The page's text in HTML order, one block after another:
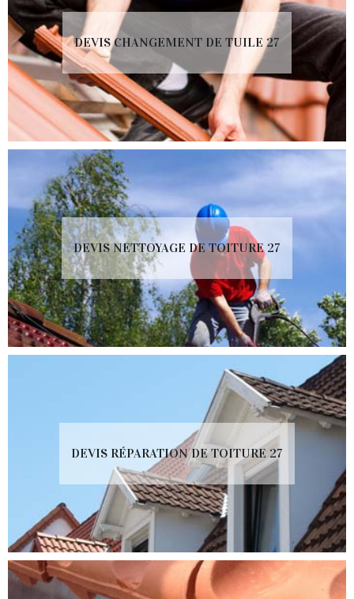
DEVIS CHANGEMENT DE TUILE 27
DEVIS NETTOYAGE DE TOITURE 27
DEVIS RÉPARATION DE TOITURE 27